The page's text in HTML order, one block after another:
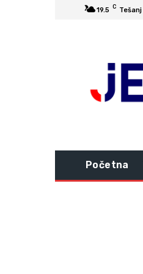
19.5 C Tešanj
Početna